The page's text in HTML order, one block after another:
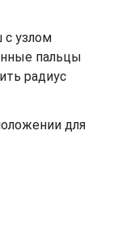
узлом
пальцы
радиус
для